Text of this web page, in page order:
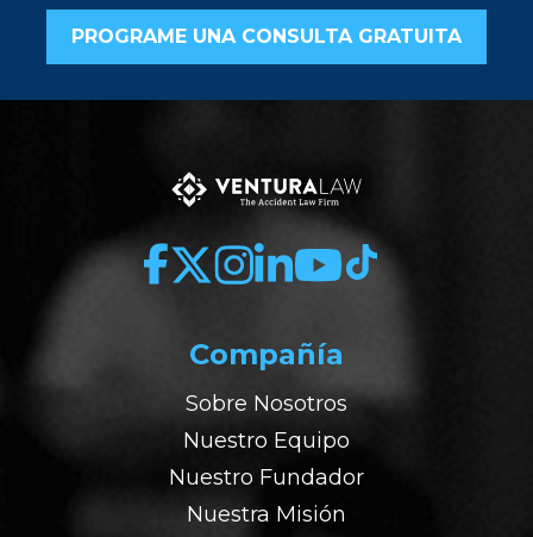
PROGRAME UNA CONSULTA GRATUITA
Compañía
Sobre Nosotros
Nuestro Equipo
Nuestro Fundador
Nuestra Misión